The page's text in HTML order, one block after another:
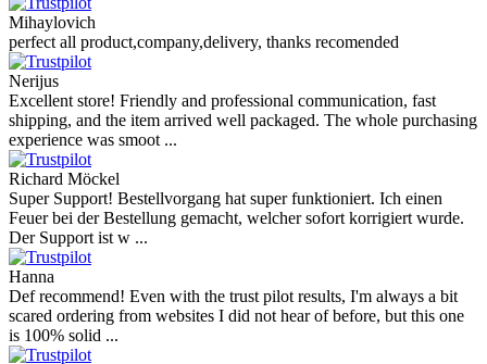
Mihaylovich
perfect all product,company,delivery, thanks recomended
Nerijus
Excellent store! Friendly and professional communication, fast
shipping, and the item arrived well packaged. The whole purchasing
experience was smoot ...
Richard Möckel
Super Support! Bestellvorgang hat super funktioniert. Ich einen
Feuer bei der Bestellung gemacht, welcher sofort korrigiert wurde.
Der Support ist w ...
Hanna
Def recommend! Even with the trust pilot results, I'm always a bit
scared ordering from websites I did not hear of before, but this one
is 100% solid ...